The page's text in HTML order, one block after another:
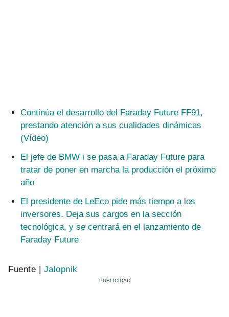
Continúa el desarrollo del Faraday Future FF91,
prestando atención a sus cualidades dinámicas
(Vídeo)
El jefe de BMW i se pasa a Faraday Future para
tratar de poner en marcha la producción el próximo
año
El presidente de LeEco pide más tiempo a los
inversores. Deja sus cargos en la sección
tecnológica, y se centrará en el lanzamiento de
Faraday Future
Fuente | Jalopnik